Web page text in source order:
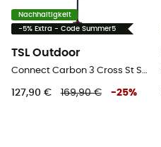
Nachhaltigkeit
-5% Extra - Code Summer5
TSL Outdoor
127,90 € 169,90 € -25%